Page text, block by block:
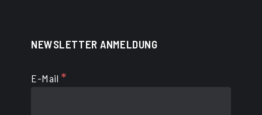
NEWSLETTER ANMELDUNG
E-Mail *